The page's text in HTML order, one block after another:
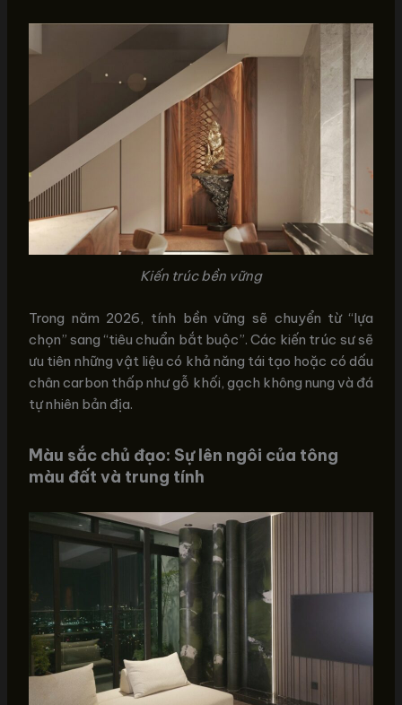
Kiến trúc bền vững
Trong năm 2026, tính bền vững sẽ chuyển từ “lựa
chọn” sang “tiêu chuẩn bắt buộc”. Các kiến trúc sư sẽ
ưu tiên những vật liệu có khả năng tái tạo hoặc có dấu
chân carbon thấp như gỗ khối, gạch không nung và đá
tự nhiên bản địa.
Màu sắc chủ đạo: Sự lên ngôi của tông
màu đất và trung tính